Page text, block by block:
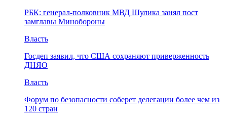
РБК: генерал-полковник МВД Шулика занял пост
замглавы Минобороны
Власть
Госдеп заявил, что США сохраняют приверженность
ДНЯО
Власть
Форум по безопасности соберет делегации более чем из
120 стран